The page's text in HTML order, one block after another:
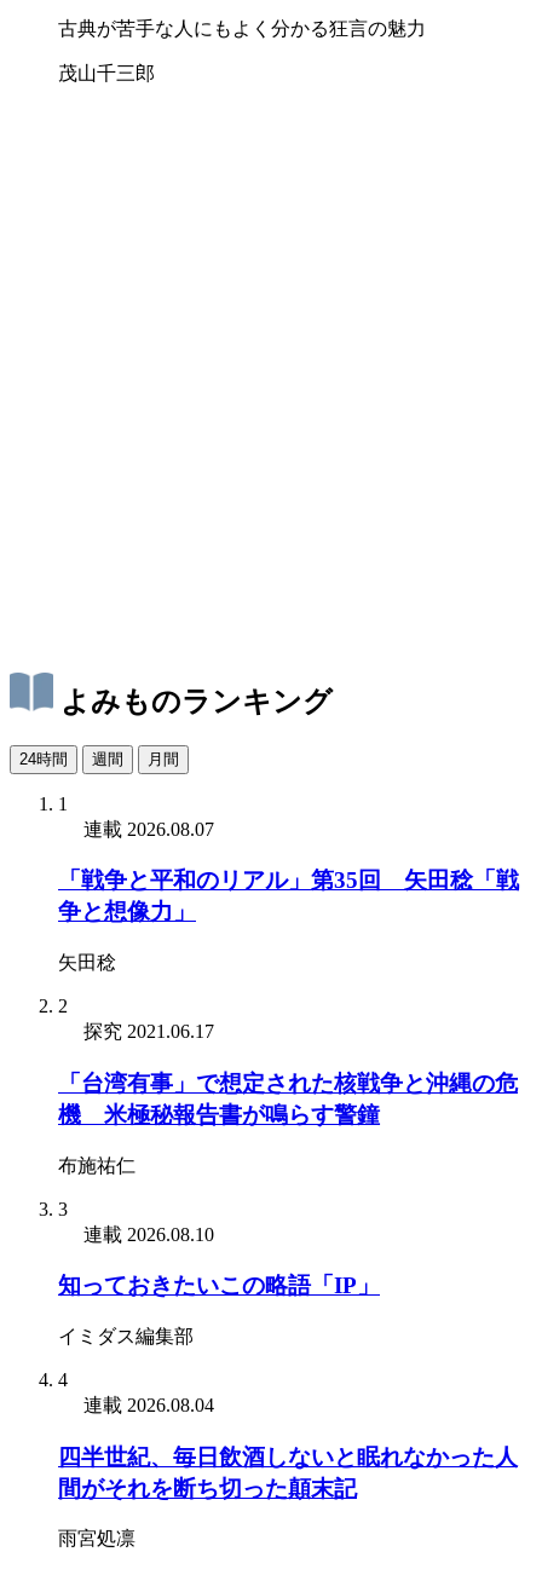
古典が苦手な人にもよく分かる狂言の魅力
茂山千三郎
よみものランキング
24時間 週間 月間
1
連載 2026.08.07
「戦争と平和のリアル」第35回 矢田稔「戦
争と想像力」
矢田稔
2
探究 2021.06.17
「台湾有事」で想定された核戦争と沖縄の危
機 米極秘報告書が鳴らす警鐘
布施祐仁
3
連載 2026.08.10
知っておきたいこの略語「IP」
イミダス編集部
4
連載 2026.08.04
四半世紀、毎日飲酒しないと眠れなかった人
間がそれを断ち切った顛末記
雨宮処凛